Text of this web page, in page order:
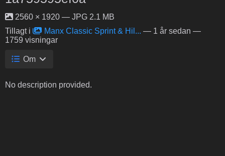
2560 × 1920 — JPG 2.1 MB
Tillagt i
Manx Classic Sprint & Hil... — 1 år sedan —
1759 visningar
Om
No description provided.